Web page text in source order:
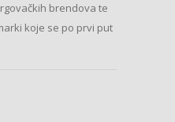
brendova te
koje se po prvi put